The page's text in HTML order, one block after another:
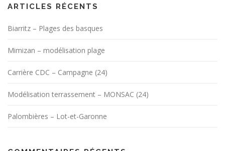
ARTICLES RÉCENTS
Biarritz – Plages des basques
Mimizan – modélisation plage
Carrière CDC – Campagne (24)
Modélisation terrassement – MONSAC (24)
Palombières – Lot-et-Garonne